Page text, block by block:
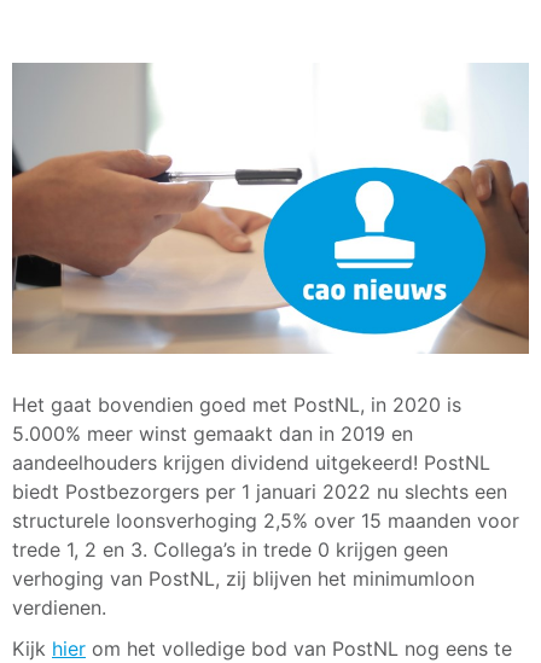
Het gaat bovendien goed met PostNL, in 2020 is
5.000% meer winst gemaakt dan in 2019 en
aandeelhouders krijgen dividend uitgekeerd! PostNL
biedt Postbezorgers per 1 januari 2022 nu slechts een
structurele loonsverhoging 2,5% over 15 maanden voor
trede 1, 2 en 3. Collega’s in trede 0 krijgen geen
verhoging van PostNL, zij blijven het minimumloon
verdienen.
Kijk hier om het volledige bod van PostNL nog eens te